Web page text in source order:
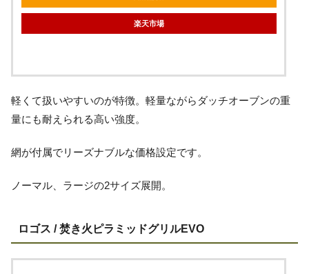
楽天市場
軽くて扱いやすいのが特徴。軽量ながらダッチオーブンの重
量にも耐えられる高い強度。
網が付属でリーズナブルな価格設定です。
ノーマル、ラージの2サイズ展開。
ロゴス / 焚き火ピラミッドグリルEVO